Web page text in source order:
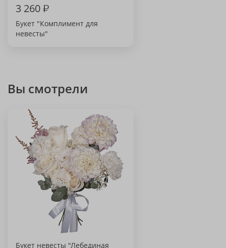
3 260₽
Букет "Комплимент для
невесты"
Вы смотрели
Букет невесты "Лебединая